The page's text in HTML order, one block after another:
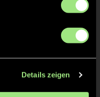
Details zeigen
7